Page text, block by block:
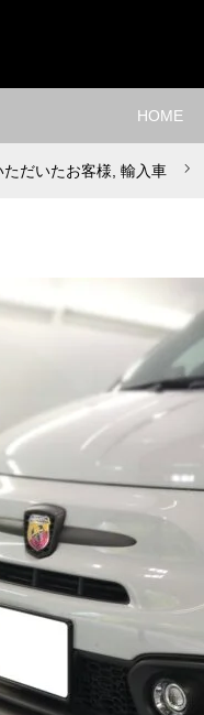
HOME
ただいたお客様 輸入車